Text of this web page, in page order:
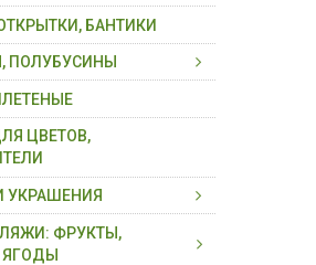
ЯГОДЫ ( В СВЯЗКЕ)
ВСТАВКИ НА
БУКЕТИКИ,
ДЛЯ ЦВЕТОВ
НОВОГОДНИЙ
ГИРЛЯНДЫ, ВЕНКИ
БАНТИКИ
ПОЛУБУСИНЫ
ПОЛУБУСИНЫ
ПОЛУБУСИНЫ НА
ЦВЕТОВ,
УКРАШЕНИЯ
( ГЛИТТЕР)
ФРУКТЫ,